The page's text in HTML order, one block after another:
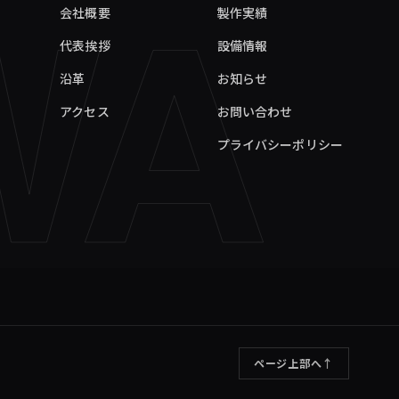
会社概要
代表挨拶
沿革
アクセス
製作実績
設備情報
お知らせ
お問い合わせ
プライバシーポリシー
ページ上部へ↑